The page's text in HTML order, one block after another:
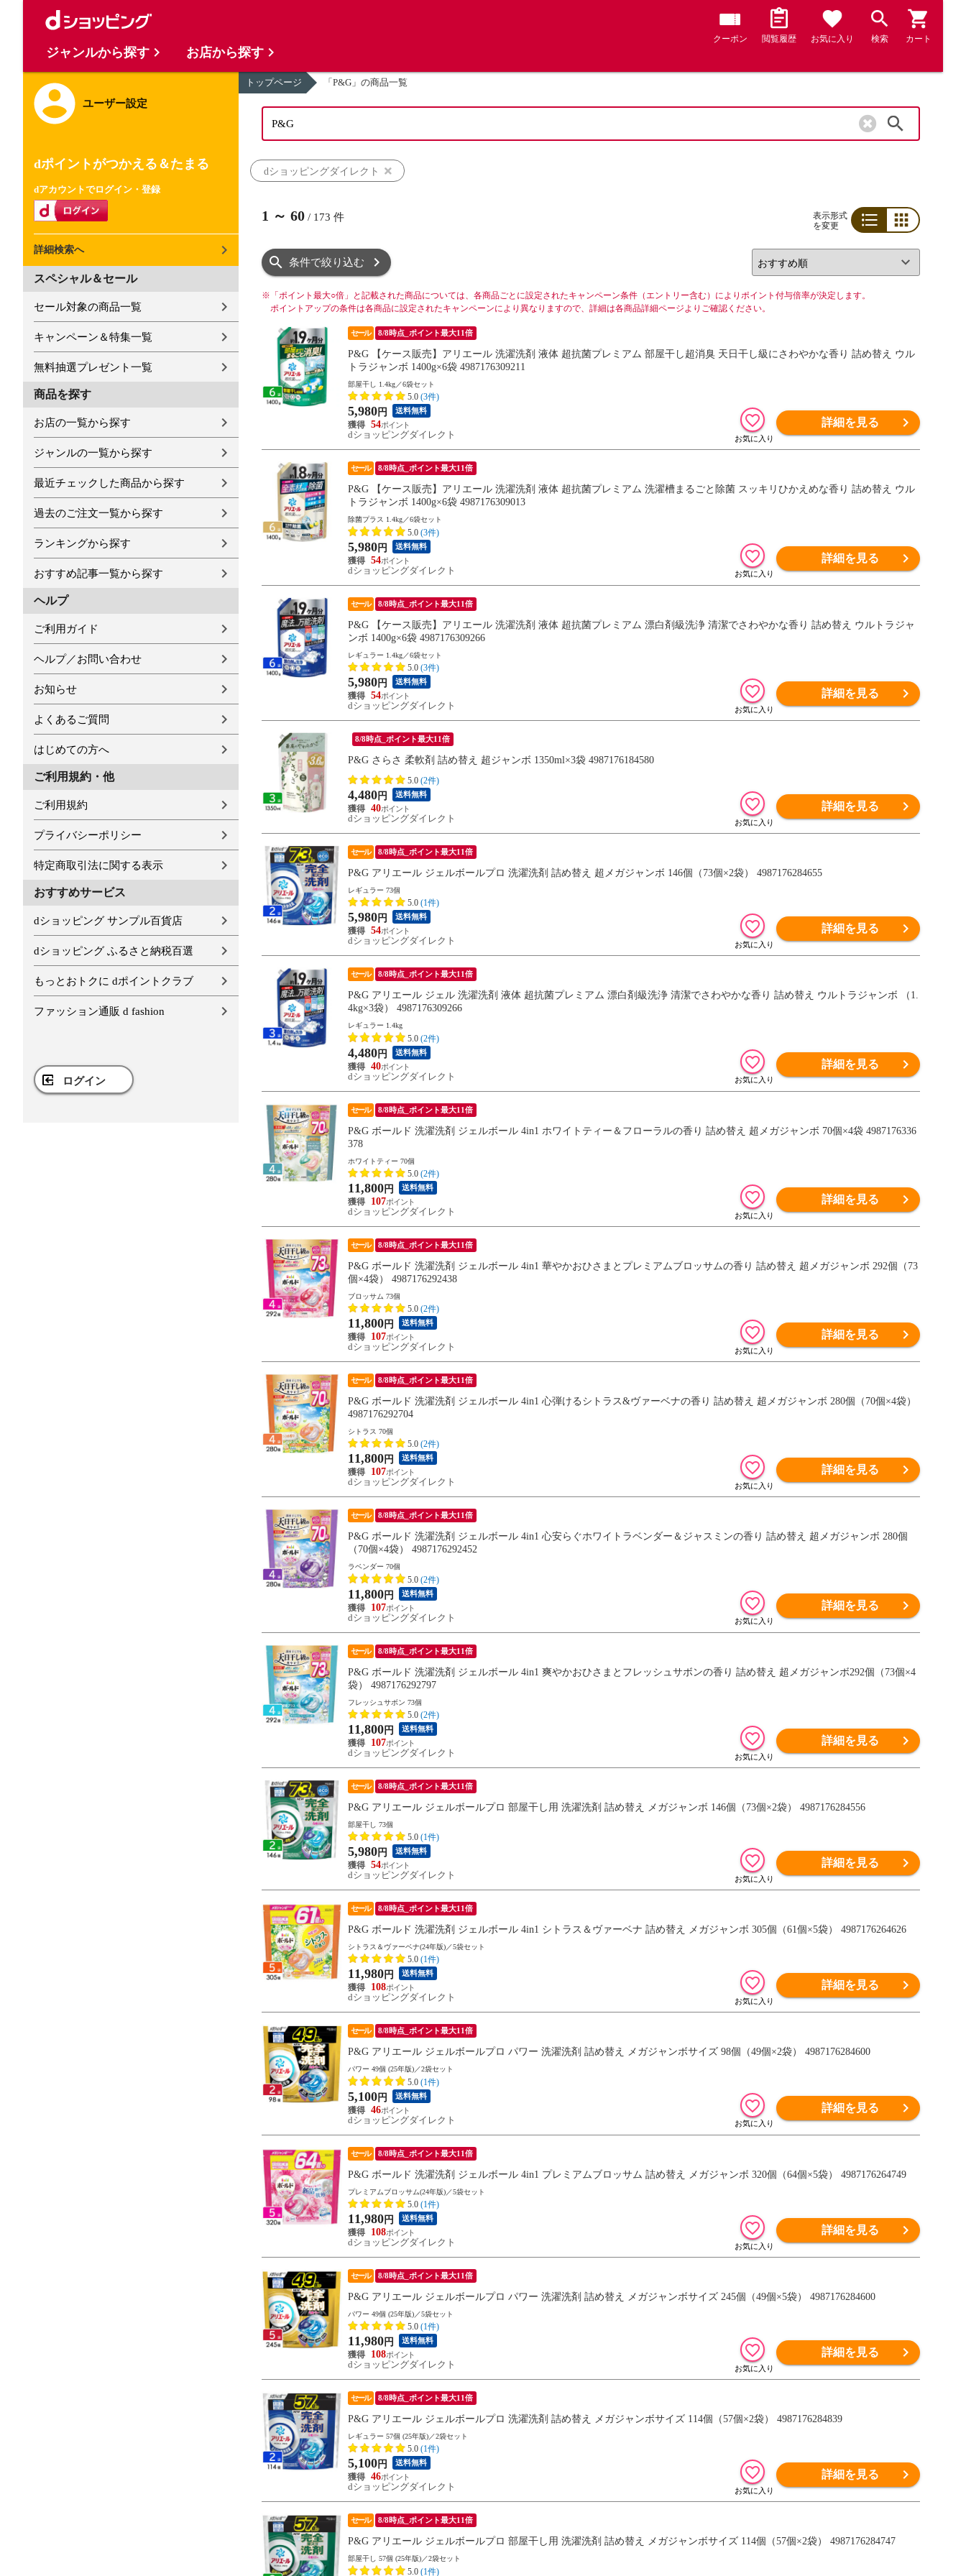
クーポン 閲覧履歴 お気に入り 検索 カート
ユーザー設定
dポイントがつかえる＆たまる
dアカウントでログイン・登録
詳細検索へ
スペシャル＆セール
セール対象の商品一覧
キャンペーン＆特集一覧
無料抽選プレゼント一覧
商品を探す
お店の一覧から探す
ジャンルの一覧から探す
最近チェックした商品から探す
過去のご注文一覧から探す
ランキングから探す
おすすめ記事一覧から探す
ヘルプ
ご利用ガイド
ヘルプ／お問い合わせ
お知らせ
よくあるご質問
はじめての方へ
ご利用規約・他
ご利用規約
プライバシーポリシー
特定商取引法に関する表示
おすすめサービス
dショッピング サンプル百貨店
dショッピング ふるさと納税百選
もっとおトクに dポイントクラブ
ファッション通販 d fashion
ログイン
トップページ 「P&G」の商品一覧
dショッピングダイレクト
1 ～ 60 / 173 件
表示形式
を変更
条件で絞り込む
※ 「ポイント最大○倍」と記載された商品については、各商品ごとに設定されたキャンペーン条件（エントリー含む）によりポイント付与倍率が決定します。
ポイントアップの条件は各商品に設定されたキャンペーンにより異なりますので、詳細は各商品詳細ページよりご確認ください。
セール 8/8時点_ポイント最大11倍
P&G 【ケース販売】アリエール 洗濯洗剤 液体 超抗菌プレミアム 部屋干し超消臭 天日干し級にさわやかな香り 詰め替え ウル
トラジャンボ 1400g×6袋 4987176309211
部屋干し 1.4kg／6袋セット
5.0 (3件)
5,980 円 送料無料
54
dショッピングダイレクト
詳細を見る
セール 8/8時点_ポイント最大11倍
P&G 【ケース販売】アリエール 洗濯洗剤 液体 超抗菌プレミアム 洗濯槽まるごと除菌 スッキリひかえめな香り 詰め替え ウル
トラジャンボ 1400g×6袋 4987176309013
除菌プラス 1.4kg／6袋セット
5.0 (3件)
5,980 円 送料無料
54
dショッピングダイレクト
詳細を見る
セール 8/8時点_ポイント最大11倍
P&G 【ケース販売】アリエール 洗濯洗剤 液体 超抗菌プレミアム 漂白剤級洗浄 清潔でさわやかな香り 詰め替え ウルトラジャ
ンボ 1400g×6袋 4987176309266
レギュラー 1.4kg／6袋セット
5.0 (3件)
5,980 円 送料無料
54
dショッピングダイレクト
詳細を見る
8/8時点_ポイント最大11倍
P&G さらさ 柔軟剤 詰め替え 超ジャンボ 1350ml×3袋 4987176184580
5.0 (2件)
4,480 円 送料無料
40
dショッピングダイレクト
詳細を見る
セール 8/8時点_ポイント最大11倍
P&G アリエール ジェルボールプロ 洗濯洗剤 詰め替え 超メガジャンボ 146個（73個×2袋） 4987176284655
レギュラー 73個
5.0 (1件)
5,980 円 送料無料
54
dショッピングダイレクト
詳細を見る
セール 8/8時点_ポイント最大11倍
P&G アリエール ジェル 洗濯洗剤 液体 超抗菌プレミアム 漂白剤級洗浄 清潔でさわやかな香り 詰め替え ウルトラジャンボ （1.
4kg×3袋） 4987176309266
レギュラー 1.4kg
5.0 (2件)
4,480 円 送料無料
40
dショッピングダイレクト
詳細を見る
セール 8/8時点_ポイント最大11倍
P&G ボールド 洗濯洗剤 ジェルボール 4in1 ホワイトティー＆フローラルの香り 詰め替え 超メガジャンボ 70個×4袋 4987176336
378
ホワイトティー 70個
5.0 (2件)
11,800 円 送料無料
107
dショッピングダイレクト
詳細を見る
セール 8/8時点_ポイント最大11倍
P&G ボールド 洗濯洗剤 ジェルボール 4in1 華やかおひさまとプレミアムブロッサムの香り 詰め替え 超メガジャンボ 292個（73
個×4袋） 4987176292438
ブロッサム 73個
5.0 (2件)
11,800 円 送料無料
107
dショッピングダイレクト
詳細を見る
セール 8/8時点_ポイント最大11倍
P&G ボールド 洗濯洗剤 ジェルボール 4in1 心弾けるシトラス&ヴァーベナの香り 詰め替え 超メガジャンボ 280個（70個×4袋）
4987176292704
シトラス 70個
5.0 (2件)
11,800 円 送料無料
107
dショッピングダイレクト
詳細を見る
セール 8/8時点_ポイント最大11倍
P&G ボールド 洗濯洗剤 ジェルボール 4in1 心安らぐホワイトラベンダー＆ジャスミンの香り 詰め替え 超メガジャンボ 280個
（70個×4袋） 4987176292452
ラベンダー 70個
5.0 (2件)
11,800 円 送料無料
107
dショッピングダイレクト
詳細を見る
セール 8/8時点_ポイント最大11倍
P&G ボールド 洗濯洗剤 ジェルボール 4in1 爽やかおひさまとフレッシュサボンの香り 詰め替え 超メガジャンボ292個（73個×4
袋） 4987176292797
フレッシュサボン 73個
5.0 (2件)
11,800 円 送料無料
107
dショッピングダイレクト
詳細を見る
セール 8/8時点_ポイント最大11倍
P&G アリエール ジェルボールプロ 部屋干し用 洗濯洗剤 詰め替え メガジャンボ 146個（73個×2袋） 4987176284556
部屋干し 73個
5.0 (1件)
5,980 円 送料無料
54
dショッピングダイレクト
詳細を見る
セール 8/8時点_ポイント最大11倍
P&G ボールド 洗濯洗剤 ジェルボール 4in1 シトラス＆ヴァーベナ 詰め替え メガジャンボ 305個（61個×5袋） 4987176264626
シトラス＆ヴァーベナ(24年版)／5袋セット
5.0 (1件)
11,980 円 送料無料
108
dショッピングダイレクト
詳細を見る
セール 8/8時点_ポイント最大11倍
P&G アリエール ジェルボールプロ パワー 洗濯洗剤 詰め替え メガジャンボサイズ 98個（49個×2袋） 4987176284600
パワー 49個 (25年版)／2袋セット
5.0 (1件)
5,100 円 送料無料
46
dショッピングダイレクト
詳細を見る
セール 8/8時点_ポイント最大11倍
P&G ボールド 洗濯洗剤 ジェルボール 4in1 プレミアムブロッサム 詰め替え メガジャンボ 320個（64個×5袋） 4987176264749
プレミアムブロッサム(24年版)／5袋セット
5.0 (1件)
11,980 円 送料無料
108
dショッピングダイレクト
詳細を見る
セール 8/8時点_ポイント最大11倍
P&G アリエール ジェルボールプロ パワー 洗濯洗剤 詰め替え メガジャンボサイズ 245個（49個×5袋） 4987176284600
パワー 49個 (25年版)／5袋セット
5.0 (1件)
11,980 円 送料無料
108
dショッピングダイレクト
詳細を見る
セール 8/8時点_ポイント最大11倍
P&G アリエール ジェルボールプロ 洗濯洗剤 詰め替え メガジャンボサイズ 114個（57個×2袋） 4987176284839
レギュラー 57個 (25年版)／2袋セット
5.0 (1件)
5,100 円 送料無料
46
dショッピングダイレクト
詳細を見る
セール 8/8時点_ポイント最大11倍
P&G アリエール ジェルボールプロ 部屋干し用 洗濯洗剤 詰め替え メガジャンボサイズ 114個（57個×2袋） 4987176284747
部屋干し 57個 (25年版)／2袋セット
5.0 (1件)
ジャンルから探す お店から探す